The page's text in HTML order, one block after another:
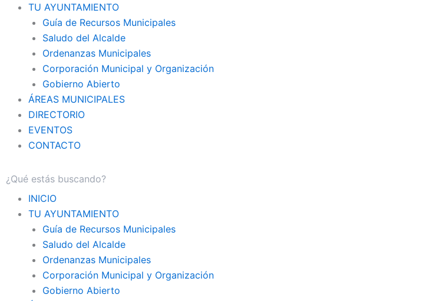
TU AYUNTAMIENTO
Guía de Recursos Municipales
Saludo del Alcalde
Ordenanzas Municipales
Corporación Municipal y Organización
Gobierno Abierto
ÁREAS MUNICIPALES
DIRECTORIO
EVENTOS
CONTACTO
INICIO
TU AYUNTAMIENTO
Guía de Recursos Municipales
Saludo del Alcalde
Ordenanzas Municipales
Corporación Municipal y Organización
Gobierno Abierto